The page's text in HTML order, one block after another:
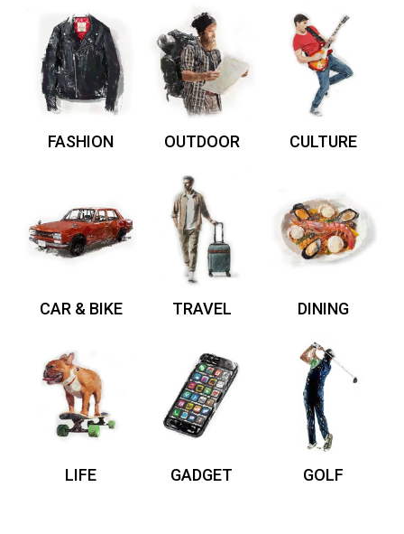
FASHION OUTDOOR CULTURE
CAR & BIKE TRAVEL DINING
LIFE GADGET GOLF